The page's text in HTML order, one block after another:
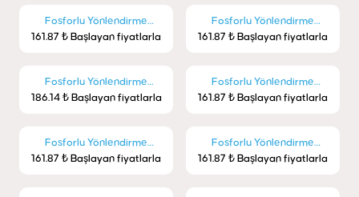
Fosforlu Yönlendirme
Levhaları - Acil Çıkış
161.87 ₺ Başlayan fiyatlarla
Fosforlu Yönlendirme
Levhaları - Acil Çıkış
161.87 ₺ Başlayan fiyatlarla
Fosforlu Yönlendirme
Levhaları - Acil Çıkış
186.14 ₺ Başlayan fiyatlarla
Fosforlu Yönlendirme
Levhaları - Çıkış
161.87 ₺ Başlayan fiyatlarla
Fosforlu Yönlendirme
Levhaları - Acil Çıkış
161.87 ₺ Başlayan fiyatlarla
Fosforlu Yönlendirme
Levhaları - Sığınağa Gider
161.87 ₺ Başlayan fiyatlarla